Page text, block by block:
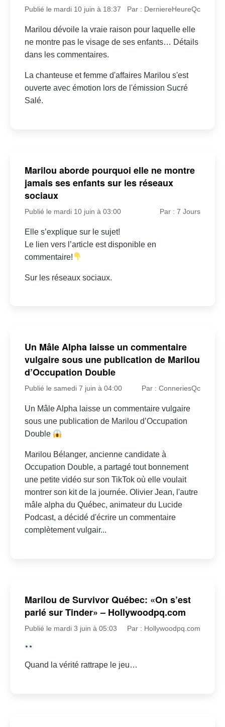
Publié le mardi 10 juin à 18:37 Par : DerniereHeureQc
Marilou dévoile la vraie raison pour laquelle elle
ne montre pas le visage de ses enfants… Détails
dans les commentaires.
La chanteuse et femme d'affaires Marilou s'est
ouverte avec émotion lors de l'émission Sucré
Salé.
Marilou aborde pourquoi elle ne montre
jamais ses enfants sur les réseaux
sociaux
Publié le mardi 10 juin à 03:00 Par : 7 Jours
Elle s’explique sur le sujet!
Le lien vers l’article est disponible en
commentaire!
Sur les réseaux sociaux.
Un Mâle Alpha laisse un commentaire
vulgaire sous une publication de Marilou
d’Occupation Double
Publié le samedi 7 juin à 04:00 Par : ConneriesQc
Un Mâle Alpha laisse un commentaire vulgaire
sous une publication de Marilou d’Occupation
Double
Marilou Bélanger, ancienne candidate à
Occupation Double, a partagé tout bonnement
une petite vidéo sur son TikTok où elle voulait
montrer son kit de la journée. Olivier Jean, l'autre
mâle alpha du Québec, animateur du Lucide
Podcast, a décidé d'écrire un commentaire
complètement vulgair...
Marilou de Survivor Québec: «On s’est
parlé sur Tinder» – Hollywoodpq.com
Publié le mardi 3 juin à 05:03 Par : Hollywoodpq.com
Quand la vérité rattrape le jeu…